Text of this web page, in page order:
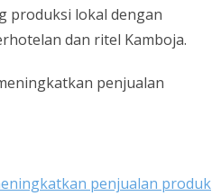
produksi lokal dengan
dan ritel Kamboja.
penjualan
penjualan produk